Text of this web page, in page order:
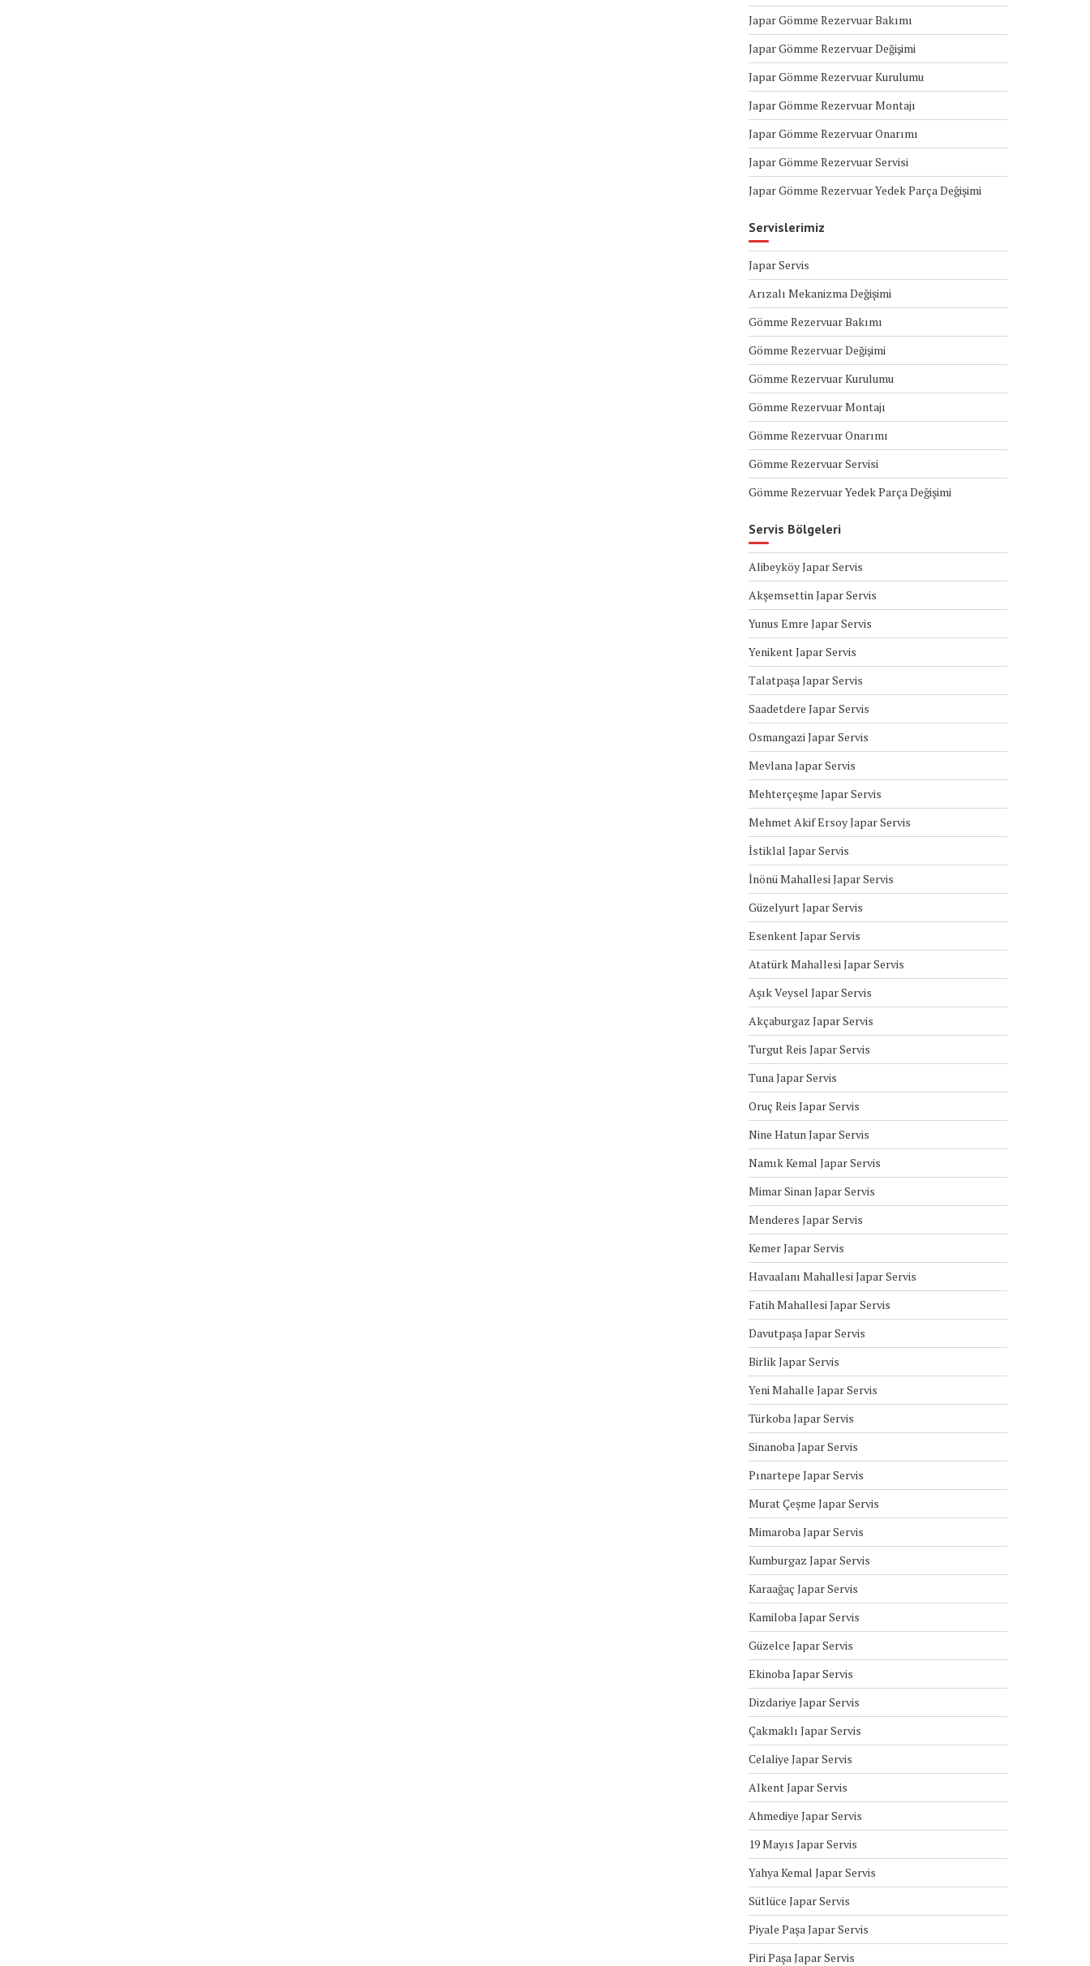
Japar Gömme Rezervuar Bakımı
Japar Gömme Rezervuar Değişimi
Japar Gömme Rezervuar Kurulumu
Japar Gömme Rezervuar Montajı
Japar Gömme Rezervuar Onarımı
Japar Gömme Rezervuar Servisi
Japar Gömme Rezervuar Yedek Parça Değişimi
Servislerimiz
Japar Servis
Arızalı Mekanizma Değişimi
Gömme Rezervuar Bakımı
Gömme Rezervuar Değişimi
Gömme Rezervuar Kurulumu
Gömme Rezervuar Montajı
Gömme Rezervuar Onarımı
Gömme Rezervuar Servisi
Gömme Rezervuar Yedek Parça Değişimi
Servis Bölgeleri
Alibeyköy Japar Servis
Akşemsettin Japar Servis
Yunus Emre Japar Servis
Yenikent Japar Servis
Talatpaşa Japar Servis
Saadetdere Japar Servis
Osmangazi Japar Servis
Mevlana Japar Servis
Mehterçeşme Japar Servis
Mehmet Akif Ersoy Japar Servis
İstiklal Japar Servis
İnönü Mahallesi Japar Servis
Güzelyurt Japar Servis
Esenkent Japar Servis
Atatürk Mahallesi Japar Servis
Aşık Veysel Japar Servis
Akçaburgaz Japar Servis
Turgut Reis Japar Servis
Tuna Japar Servis
Oruç Reis Japar Servis
Nine Hatun Japar Servis
Namık Kemal Japar Servis
Mimar Sinan Japar Servis
Menderes Japar Servis
Kemer Japar Servis
Havaalanı Mahallesi Japar Servis
Fatih Mahallesi Japar Servis
Davutpaşa Japar Servis
Birlik Japar Servis
Yeni Mahalle Japar Servis
Türkoba Japar Servis
Sinanoba Japar Servis
Pınartepe Japar Servis
Murat Çeşme Japar Servis
Mimaroba Japar Servis
Kumburgaz Japar Servis
Karaağaç Japar Servis
Kamiloba Japar Servis
Güzelce Japar Servis
Ekinoba Japar Servis
Dizdariye Japar Servis
Çakmaklı Japar Servis
Celaliye Japar Servis
Alkent Japar Servis
Ahmediye Japar Servis
19 Mayıs Japar Servis
Yahya Kemal Japar Servis
Sütlüce Japar Servis
Piyale Paşa Japar Servis
Piri Paşa Japar Servis